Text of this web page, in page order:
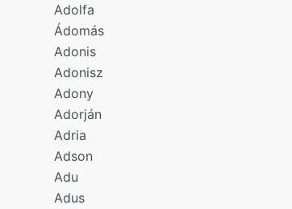
Adolfa
Ádomás
Adonis
Adonisz
Adony
Adorján
Adria
Adson
Adu
Adus